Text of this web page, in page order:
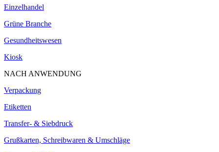
Einzelhandel
Grüne Branche
Gesundheitswesen
Kiosk
NACH ANWENDUNG
Verpackung
Etiketten
Transfer- & Siebdruck
Grußkarten, Schreibwaren & Umschläge